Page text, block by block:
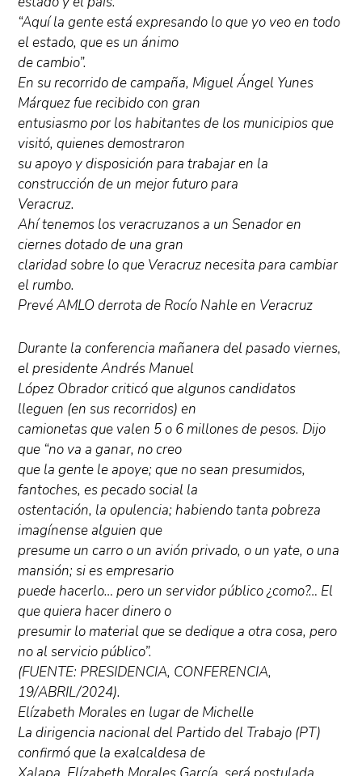
“Aquí la gente está expresando lo que yo veo en todo
el estado, que es un ánimo
de cambio”.
En su recorrido de campaña, Miguel Ángel Yunes
Márquez fue recibido con gran
entusiasmo por los habitantes de los municipios que
visitó, quienes demostraron
su apoyo y disposición para trabajar en la
construcción de un mejor futuro para
Veracruz.
Ahí tenemos los veracruzanos a un Senador en
ciernes dotado de una gran
claridad sobre lo que Veracruz necesita para cambiar
el rumbo.
Prevé AMLO derrota de Rocío Nahle en Veracruz
Durante la conferencia mañanera del pasado viernes,
el presidente Andrés Manuel
López Obrador criticó que algunos candidatos
lleguen (en sus recorridos) en
camionetas que valen 5 o 6 millones de pesos. Dijo
que “no va a ganar, no creo
que la gente le apoye; que no sean presumidos,
fantoches, es pecado social la
ostentación, la opulencia; habiendo tanta pobreza
imagínense alguien que
presume un carro o un avión privado, o un yate, o una
mansión; si es empresario
puede hacerlo… pero un servidor público ¿como?… El
que quiera hacer dinero o
presumir lo material que se dedique a otra cosa, pero
no al servicio público”.
(FUENTE: PRESIDENCIA, CONFERENCIA,
19/ABRIL/2024).
Elízabeth Morales en lugar de Michelle
La dirigencia nacional del Partido del Trabajo (PT)
confirmó que la exalcaldesa de